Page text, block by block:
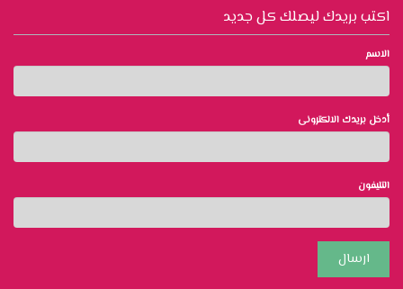
اكتب بريدك ليصلك كل جديد
الاسم
أدخل بريدك الالكترونى
التليفون